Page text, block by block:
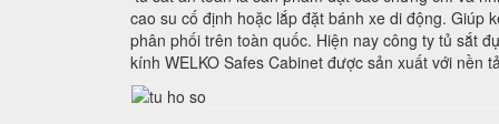
cao su cố định hoặc lắp đặt bánh xe di động. Giúp
phân phối trên toàn quốc. Hiện nay công ty tủ sắt
kính WELKO Safes Cabinet được sản xuất với nền